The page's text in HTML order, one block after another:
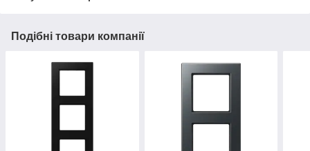
Подібні товари компанії